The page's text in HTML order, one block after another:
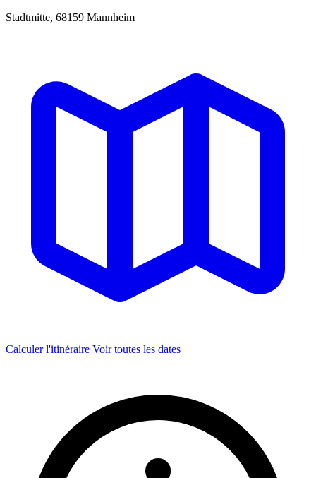
Stadtmitte, 68159 Mannheim
Calculer l'itinéraire Voir toutes les dates